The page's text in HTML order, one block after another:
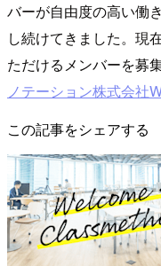
バーが自由度の高い働
し続けてきました。現
ただけるメンバーを募
ノテーション株式会社
この記事をシェアする